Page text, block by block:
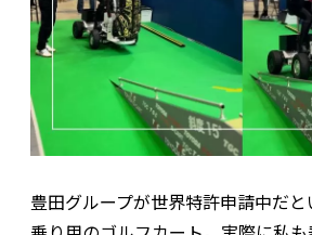
豊田グループが世界特許申請中だ